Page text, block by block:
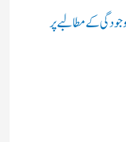
کے مطالبے پر